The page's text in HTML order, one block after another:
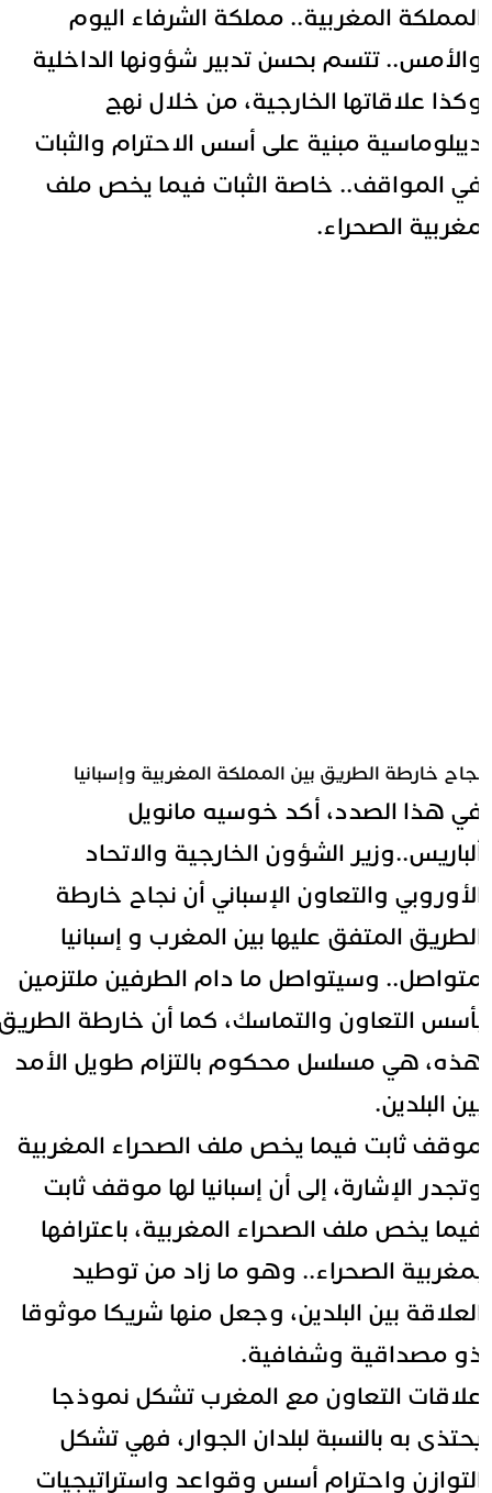
المغربية.. مملكة الشرفاء اليوم
تتسم بحسن تدبير شؤونها الداخلية
علاقاتها الخارجية، من خلال نهج
مبنية على أسس الاحترام والثبات
المواقف.. خاصة الثبات فيما يخص ملف
الصحراء.
خارطة الطريق بين المملكة المغربية وإسبانيا
هذا الصدد، أكد خوسيه مانويل
الشؤون الخارجية والاتحاد
والتعاون الإسباني أن نجاح خارطة
المتفق عليها بين المغرب و إسبانيا
وسيتواصل ما دام الطرفين ملتزمين
التعاون والتماسك، كما أن خارطة الطريق
هي مسلسل محكوم بالتزام طويل الأمد
البلدين.
ثابت فيما يخص ملف الصحراء المغربية
الإشارة، إلى أن إسبانيا لها موقف ثابت
يخص ملف الصحراء المغربية، باعترافها
الصحراء.. وهو ما زاد من توطيد
بين البلدين، وجعل منها شريكا موثوقا
مصداقية وشفافية.
التعاون مع المغرب تشكل نموذجا
به بالنسبة لبلدان الجوار، فهي تشكل
واحترام أسس وقواعد واستراتيجيات